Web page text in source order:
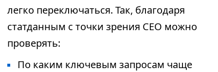
легко переключаться. Так, благодаря
статданным с точки зрения СЕО можно
проверять:
По каким ключевым запросам чаще